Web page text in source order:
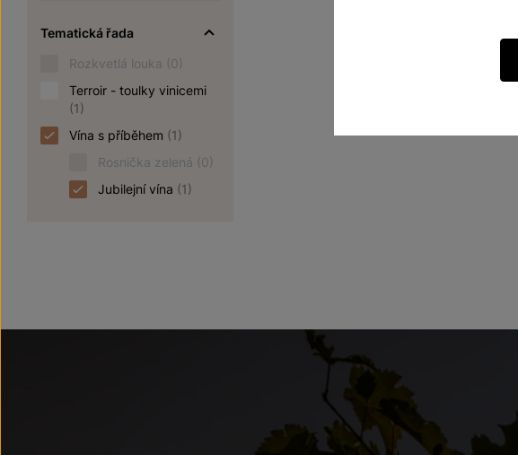
Tematická řada
Rozkvetlá louka (0)
Terroir - toulky vinicemi
(1)
Vína s příběhem (1)
Rosnička zelená (0)
Jubilejní vína (1)